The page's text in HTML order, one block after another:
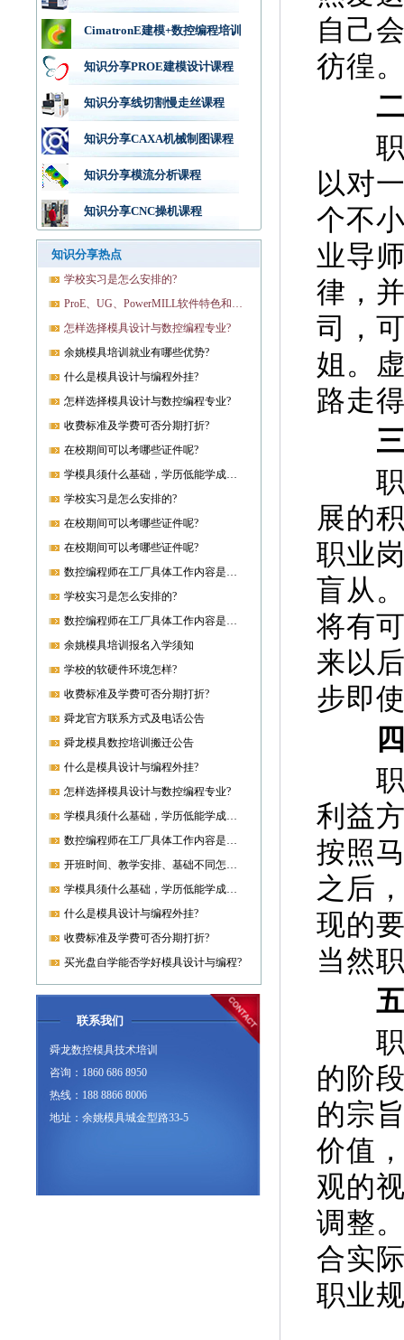
CimatronE建模+数控编程培训
知识分享PROE建模设计课程
知识分享线切割慢走丝课程
知识分享CAXA机械制图课程
知识分享模流分析课程
知识分享CNC操机课程
知识分享热点
学校实习是怎么安排的?
ProE、UG、PowerMILL软件特色和优势?
怎样选择模具设计与数控编程专业?
余姚模具培训就业有哪些优势?
什么是模具设计与编程外挂?
怎样选择模具设计与数控编程专业?
收费标准及学费可否分期打折?
在校期间可以考哪些证件呢?
学模具须什么基础，学历低能学成就业吗?
学校实习是怎么安排的?
在校期间可以考哪些证件呢?
在校期间可以考哪些证件呢?
数控编程师在工厂具体工作内容是什么?
学校实习是怎么安排的?
数控编程师在工厂具体工作内容是什么?
余姚模具培训报名入学须知
学校的软硬件环境怎样?
收费标准及学费可否分期打折?
舜龙官方联系方式及电话公告
舜龙模具数控培训搬迁公告
什么是模具设计与编程外挂?
怎样选择模具设计与数控编程专业?
学模具须什么基础，学历低能学成就业吗?
数控编程师在工厂具体工作内容是什么?
开班时间、教学安排、基础不同怎样开课?
学模具须什么基础，学历低能学成就业吗?
什么是模具设计与编程外挂?
收费标准及学费可否分期打折?
买光盘自学能否学好模具设计与编程?
联系我们
舜龙数控模具技术培训
咨询：1860 686 8950
热线：188 8866 8006
地址：余姚模具城金型路33-5
自己
彷徨
二
职业
以对
个不
业导
律，
司，
姐。
路走
三
职场
展的
职业
盲从
将有
来以
步即
四
职业
利益
按照
之后
现的
当然
五
职业
的阶
的宗
价值
观的
调整
合实
职业